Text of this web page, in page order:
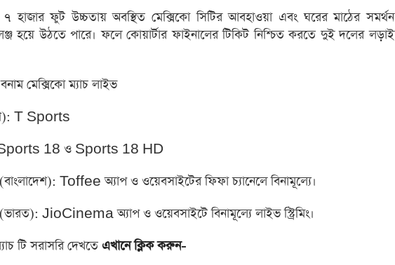
৭ হাজার ফুট উচ্চতায় অবস্থিত মেক্সিকো সিটির আবহাওয়া এবং ঘরের মাঠের সমর্থন
হয়ে উঠতে পারে। ফলে কোয়ার্টার ফাইনালের টিকিট নিশ্চিত করতে দুই দলের লড়াই
মেক্সিকো ম্যাচ লাইভ
T Sports
Sports 18 ও Sports 18 HD
Toffee অ্যাপ ও ওয়েবসাইটের ফিফা চ্যানেলে বিনামূল্যে।
JioCinema অ্যাপ ও ওয়েবসাইটে বিনামূল্যে লাইভ স্ট্রিমিং।
টি সরাসরি দেখতে এখানে ক্লিক করুন-